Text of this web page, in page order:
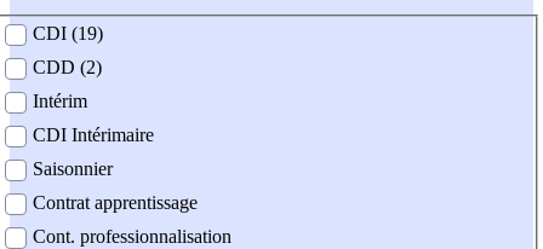
contrat
CDI (19)
CDD (2)
Intérim
CDI Intérimaire
Saisonnier
Contrat apprentissage
Cont. professionnalisation